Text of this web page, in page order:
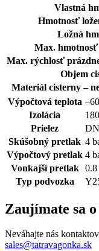
Vlastná
Hmotnosť
Ložná
Max.
Max. rýchlosť
Objem
Materiál cisterny –
Výpočtová teplota
Izolácia
Prielez
Skúšobný pretlak 4
Výpočtový pretlak 4
Vonkajší pretlak
0.8
Typ podvozka
Zaujímate sa
Neváhajte nás
sales@tatravagonka.sk